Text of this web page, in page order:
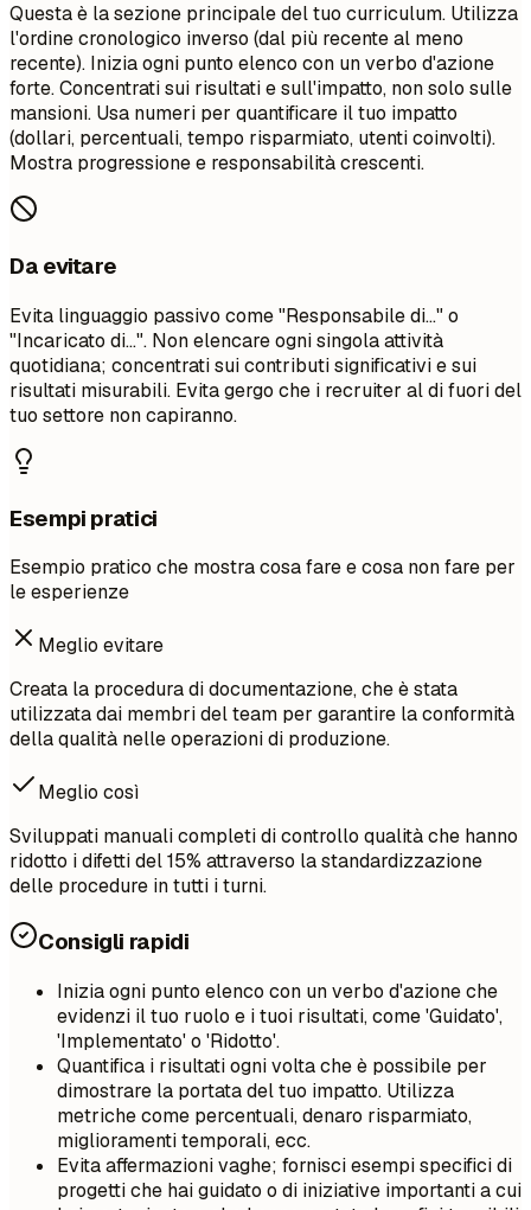
Questa è la sezione principale del tuo curriculum. Utilizza
l'ordine cronologico inverso (dal più recente al meno
recente). Inizia ogni punto elenco con un verbo d'azione
forte. Concentrati sui risultati e sull'impatto, non solo sulle
mansioni. Usa numeri per quantificare il tuo impatto
(dollari, percentuali, tempo risparmiato, utenti coinvolti).
Mostra progressione e responsabilità crescenti.
Da evitare
Evita linguaggio passivo come "Responsabile di..." o
"Incaricato di...". Non elencare ogni singola attività
quotidiana; concentrati sui contributi significativi e sui
risultati misurabili. Evita gergo che i recruiter al di fuori del
tuo settore non capiranno.
Esempi pratici
Esempio pratico che mostra cosa fare e cosa non fare per
le esperienze
Meglio evitare
Creata la procedura di documentazione, che è stata
utilizzata dai membri del team per garantire la conformità
della qualità nelle operazioni di produzione.
Meglio così
Sviluppati manuali completi di controllo qualità che hanno
ridotto i difetti del 15% attraverso la standardizzazione
delle procedure in tutti i turni.
Consigli rapidi
Inizia ogni punto elenco con un verbo d'azione che
evidenzi il tuo ruolo e i tuoi risultati, come 'Guidato',
'Implementato' o 'Ridotto'.
Quantifica i risultati ogni volta che è possibile per
dimostrare la portata del tuo impatto. Utilizza
metriche come percentuali, denaro risparmiato,
miglioramenti temporali, ecc.
Evita affermazioni vaghe; fornisci esempi specifici di
progetti che hai guidato o di iniziative importanti a cui